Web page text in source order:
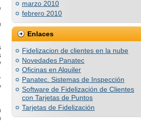
marzo 2010
febrero 2010
Enlaces
Fidelizacion de clientes en la nube
Novedades Panatec
Oficinas en Alquiler
Panatec. Sistemas de Inspección
Software de Fidelización de Clientes
con Tarjetas de Puntos
Tarjetas de Fidelización